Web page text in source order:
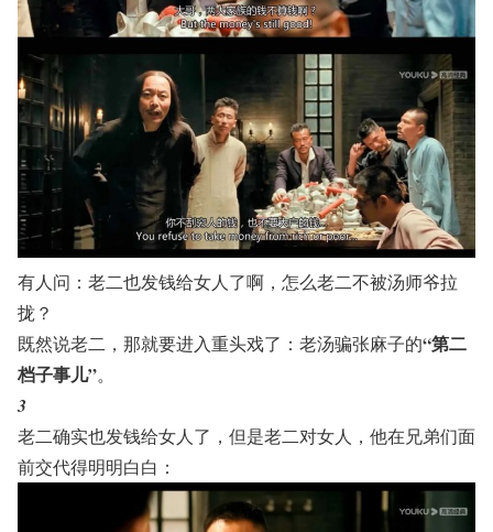
有人问：老二也发钱给女人了啊，怎么老二不被汤师爷拉
拢？
既然说老二，那就要进入重头戏了：老汤骗张麻子的“第二
档子事儿”。
3
老二确实也发钱给女人了，但是老二对女人，他在兄弟们面
前交代得明明白白：